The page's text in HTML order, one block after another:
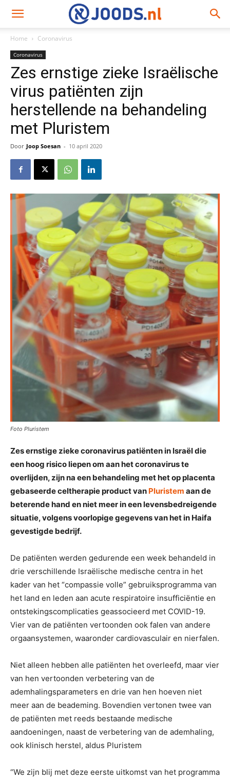
Home Coronavirus
Coronavirus
Zes ernstige zieke Israëlische
virus patiënten zijn
herstellende na behandeling
met Pluristem
Door Joop Soesan - 10 april 2020
Foto Pluristem
Zes ernstige zieke coronavirus patiënten in Israël die
een hoog risico liepen om aan het coronavirus te
overlijden, zijn na een behandeling met het op placenta
gebaseerde celtherapie product van Pluristem aan de
beterende hand en niet meer in een levensbedreigende
situatie, volgens voorlopige gegevens van het in Haifa
gevestigde bedrijf.
De patiënten werden gedurende een week behandeld in
drie verschillende Israëlische medische centra in het
kader van het “compassie volle” gebruiksprogramma van
het land en leden aan acute respiratoire insufficiëntie en
ontstekingscomplicaties geassocieerd met COVID-19.
Vier van de patiënten vertoonden ook falen van andere
orgaansystemen, waaronder cardiovasculair en nierfalen.
Niet alleen hebben alle patiënten het overleefd, maar vier
van hen vertoonden verbetering van de
ademhalingsparameters en drie van hen hoeven niet
meer aan de beademing. Bovendien vertonen twee van
de patiënten met reeds bestaande medische
aandoeningen, naast de verbetering van de ademhaling,
ook klinisch herstel, aldus Pluristem
“We zijn blij met deze eerste uitkomst van het programma